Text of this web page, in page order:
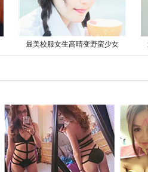
最美校服女生高晴变野蛮少女